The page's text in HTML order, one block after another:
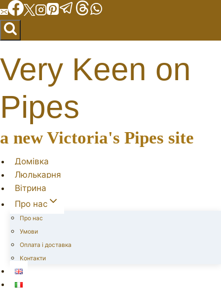
Перейти
до
вмісту
Very Keen on
Pipes
a new Victoria's Pipes site
Домівка
Люлькарня
Вітрина
Про нас
Про нас
Умови
Оплата і доставка
Контакти